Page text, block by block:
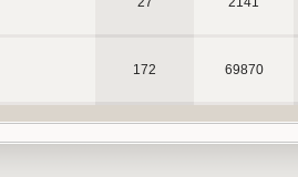
172 69870